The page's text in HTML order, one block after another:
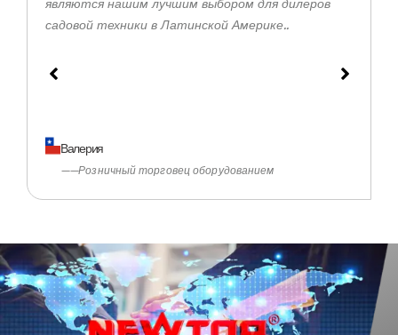
садовой техники в Латинской Америке..
Валерия
——Розничный торговец оборудованием